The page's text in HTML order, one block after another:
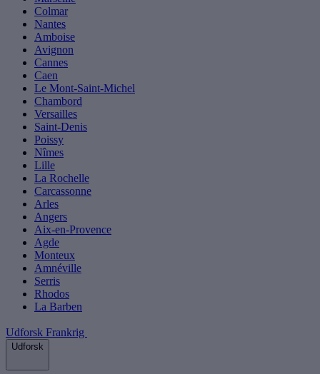
Colmar
Nantes
Amboise
Avignon
Cannes
Caen
Le Mont-Saint-Michel
Chambord
Versailles
Saint-Denis
Poissy
Nîmes
Lille
La Rochelle
Carcassonne
Arles
Angers
Aix-en-Provence
Agde
Monteux
Amnéville
Serris
Rhodos
La Barben
Udforsk Frankrig
Udforsk